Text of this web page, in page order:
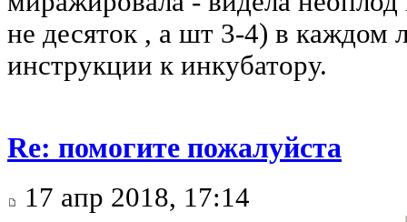
не десяток , а шт 3-4) в каждом
инструкции к инкубатору.
Re: помогите пожалуйста
17 апр 2018, 17:14